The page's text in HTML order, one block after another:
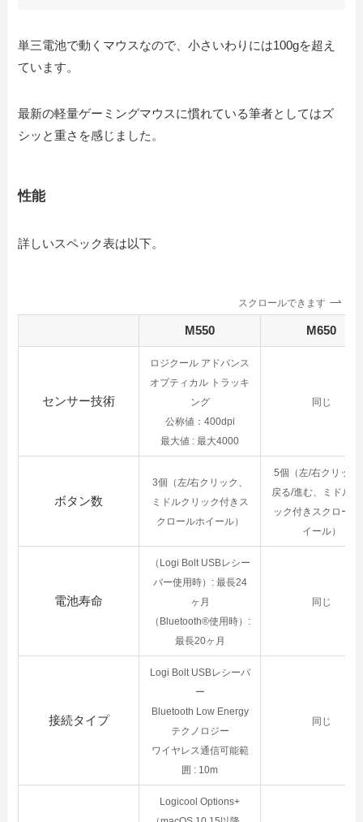
単三電池で動くマウスなので、小さいわりには100gを超え
ています。
最新の軽量ゲーミングマウスに慣れている筆者としてはズ
シッと重さを感じました。
性能
詳しいスペック表は以下。
スクロールできます
M550 M650
センサー技術
ロジクール アドバンス
オプティカル トラッキ
ング
公称値：400dpi
最大値 : 最大4000
同じ
ボタン数
3個（左/右クリック、
ミドルクリック付きス
クロールホイール）
5個（左/右クリック
戻る/進む、ミドル
ック付きスクロール
イール）
電池寿命
（Logi Bolt USBレシー
バー使用時）: 最長24
ヶ月
（Bluetooth®使用時）:
最長20ヶ月
同じ
接続タイプ
Logi Bolt USBレシーバ
ー
Bluetooth Low Energy
テクノロジー
ワイヤレス通信可能範
囲 : 10m
同じ
Logicool Options+